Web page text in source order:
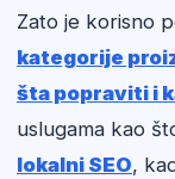
Zato je korisno
kategorije
šta popraviti i
uslugama kao
lokalni SEO,